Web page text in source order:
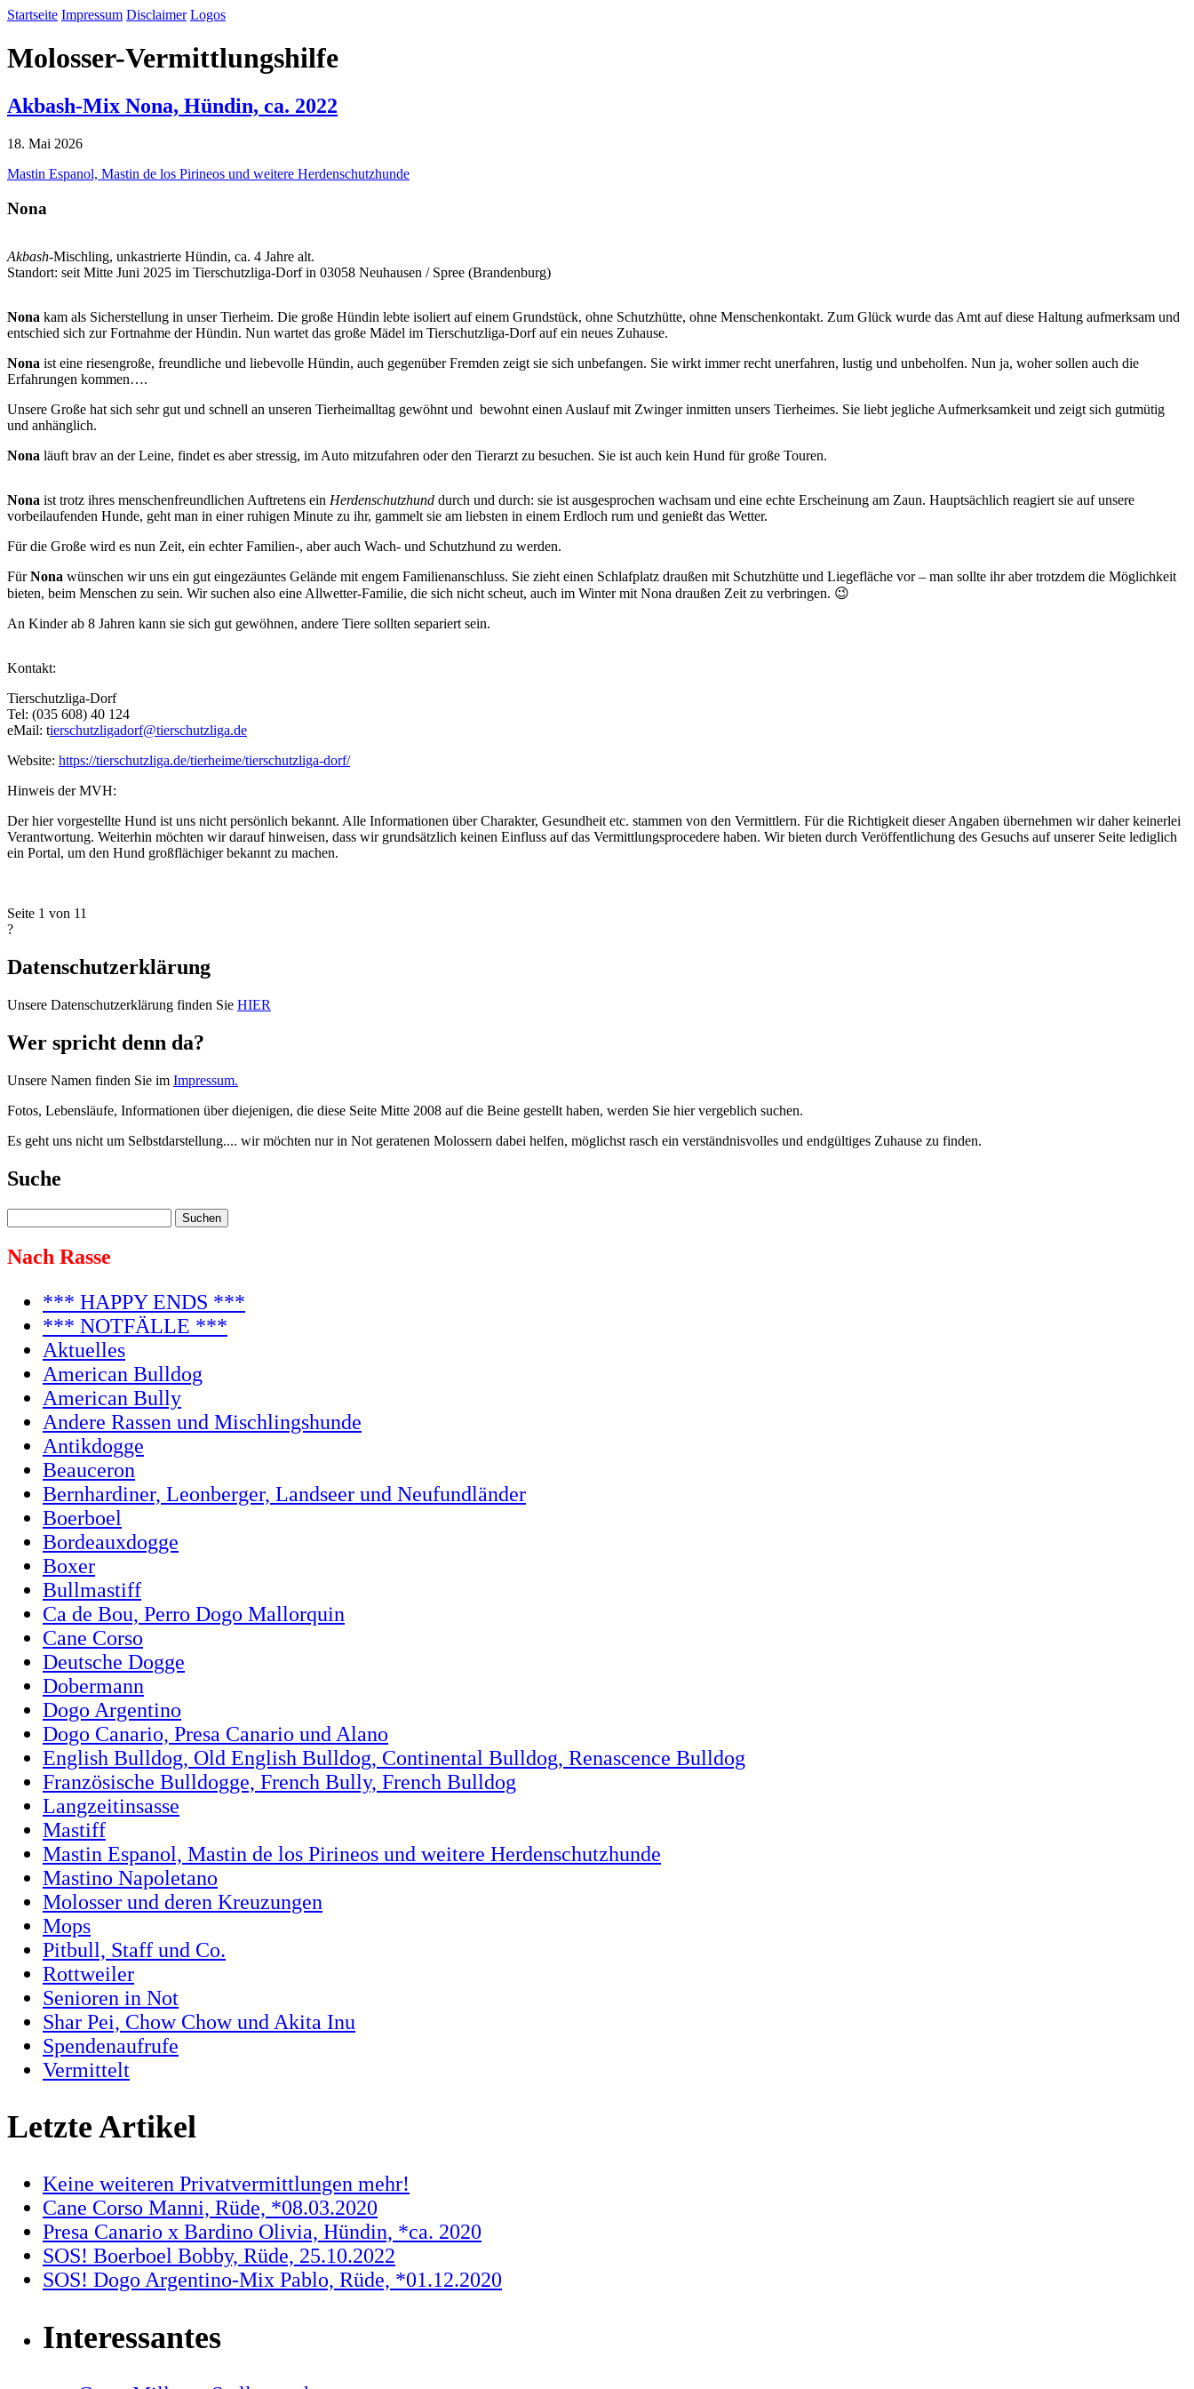
Startseite Impressum Disclaimer Logos
Molosser-Vermittlungshilfe
Akbash-Mix Nona, Hündin, ca. 2022
18. Mai 2026
Mastin Espanol, Mastin de los Pirineos und weitere Herdenschutzhunde
Nona
Akbash-Mischling, unkastrierte Hündin, ca. 4 Jahre alt.
Standort: seit Mitte Juni 2025 im Tierschutzliga-Dorf in 03058 Neuhausen / Spree (Brandenburg)
Nona kam als Sicherstellung in unser Tierheim. Die große Hündin lebte isoliert auf einem Grundstück, ohne Schutzhütte, ohne Menschenkontakt. Zum Glück wurde das Amt auf diese Haltung aufmerksam und
entschied sich zur Fortnahme der Hündin. Nun wartet das große Mädel im Tierschutzliga-Dorf auf ein neues Zuhause.
Nona ist eine riesengroße, freundliche und liebevolle Hündin, auch gegenüber Fremden zeigt sie sich unbefangen. Sie wirkt immer recht unerfahren, lustig und unbeholfen. Nun ja, woher sollen auch die
Erfahrungen kommen….
Unsere Große hat sich sehr gut und schnell an unseren Tierheimalltag gewöhnt und bewohnt einen Auslauf mit Zwinger inmitten unsers Tierheimes. Sie liebt jegliche Aufmerksamkeit und zeigt sich gutmütig
und anhänglich.
Nona läuft brav an der Leine, findet es aber stressig, im Auto mitzufahren oder den Tierarzt zu besuchen. Sie ist auch kein Hund für große Touren.
Nona ist trotz ihres menschenfreundlichen Auftretens ein Herdenschutzhund durch und durch: sie ist ausgesprochen wachsam und eine echte Erscheinung am Zaun. Hauptsächlich reagiert sie auf unsere
vorbeilaufenden Hunde, geht man in einer ruhigen Minute zu ihr, gammelt sie am liebsten in einem Erdloch rum und genießt das Wetter.
Für die Große wird es nun Zeit, ein echter Familien-, aber auch Wach- und Schutzhund zu werden.
FürNona wünschen wir uns ein gut eingezäuntes Gelände mit engem Familienanschluss. Sie zieht einen Schlafplatz draußen mit Schutzhütte und Liegefläche vor – man sollte ihr aber trotzdem die Möglichkeit
bieten, beim Menschen zu sein. Wir suchen also eine Allwetter-Familie, die sich nicht scheut, auch im Winter mit Nona draußen Zeit zu verbringen. 😉
An Kinder ab 8 Jahren kann sie sich gut gewöhnen, andere Tiere sollten separiert sein.
Kontakt:
Tierschutzliga-Dorf
Tel: (035 608) 40 124
eMail: tierschutzligadorf@tierschutzliga.de
Website: https://tierschutzliga.de/tierheime/tierschutzliga-dorf/
Hinweis der MVH:
Der hier vorgestellte Hund ist uns nicht persönlich bekannt. Alle Informationen über Charakter, Gesundheit etc. stammen von den Vermittlern. Für die Richtigkeit dieser Angaben übernehmen wir daher keinerlei
Verantwortung. Weiterhin möchten wir darauf hinweisen, dass wir grundsätzlich keinen Einfluss auf das Vermittlungsprocedere haben. Wir bieten durch Veröffentlichung des Gesuchs auf unserer Seite lediglich
ein Portal, um den Hund großflächiger bekannt zu machen.
Seite 1 von 11
?
Datenschutzerklärung
Unsere Datenschutzerklärung finden Sie HIER
Wer spricht denn da?
Unsere Namen finden Sie im Impressum.
Fotos, Lebensläufe, Informationen über diejenigen, die diese Seite Mitte 2008 auf die Beine gestellt haben, werden Sie hier vergeblich suchen.
Es geht uns nicht um Selbstdarstellung.... wir möchten nur in Not geratenen Molossern dabei helfen, möglichst rasch ein verständnisvolles und endgültiges Zuhause zu finden.
Suche
Nach Rasse
*** HAPPY ENDS ***
*** NOTFÄLLE ***
Aktuelles
American Bulldog
American Bully
Andere Rassen und Mischlingshunde
Antikdogge
Beauceron
Bernhardiner, Leonberger, Landseer und Neufundländer
Boerboel
Bordeauxdogge
Boxer
Bullmastiff
Ca de Bou, Perro Dogo Mallorquin
Cane Corso
Deutsche Dogge
Dobermann
Dogo Argentino
Dogo Canario, Presa Canario und Alano
English Bulldog, Old English Bulldog, Continental Bulldog, Renascence Bulldog
Französische Bulldogge, French Bully, French Bulldog
Langzeitinsasse
Mastiff
Mastin Espanol, Mastin de los Pirineos und weitere Herdenschutzhunde
Mastino Napoletano
Molosser und deren Kreuzungen
Mops
Pitbull, Staff und Co.
Rottweiler
Senioren in Not
Shar Pei, Chow Chow und Akita Inu
Spendenaufrufe
Vermittelt
Letzte Artikel
Keine weiteren Privatvermittlungen mehr!
Cane Corso Manni, Rüde, *08.03.2020
Presa Canario x Bardino Olivia, Hündin, *ca. 2020
SOS! Boerboel Bobby, Rüde, 25.10.2022
SOS! Dogo Argentino-Mix Pablo, Rüde, *01.12.2020
Interessantes